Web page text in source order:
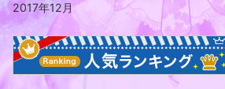
2017年12月